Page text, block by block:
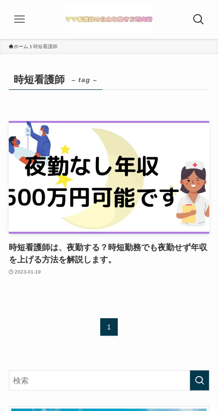
ホーム 時短看護師
時短看護師 – tag –
時短看護師は、夜勤する？時短勤務でも夜勤せず年収
を上げる方法を解説します。
2023-01-19
1